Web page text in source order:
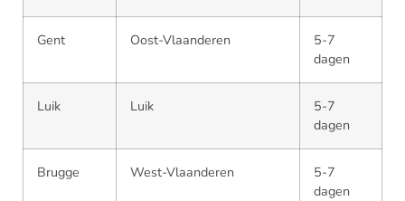
Gent Oost-Vlaanderen
5-7
dagen
Luik Luik
5-7
dagen
Brugge West-Vlaanderen
5-7
dagen